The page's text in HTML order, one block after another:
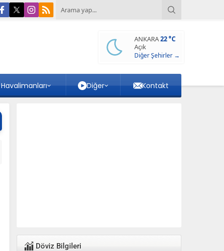
ANKARA22 °C
Açık
Diğer Şehirler →
Havalimanları Diğer Kontakt
Döviz Bilgileri